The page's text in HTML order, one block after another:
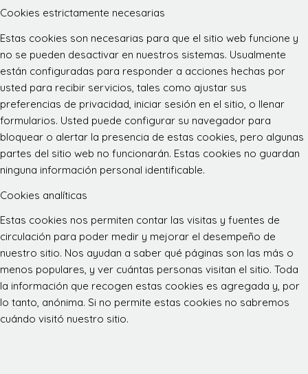
Cookies estrictamente necesarias
Estas cookies son necesarias para que el sitio web funcione y
no se pueden desactivar en nuestros sistemas. Usualmente
están configuradas para responder a acciones hechas por
usted para recibir servicios, tales como ajustar sus
preferencias de privacidad, iniciar sesión en el sitio, o llenar
formularios. Usted puede configurar su navegador para
bloquear o alertar la presencia de estas cookies, pero algunas
partes del sitio web no funcionarán. Estas cookies no guardan
ninguna información personal identificable.
Cookies analíticas
Estas cookies nos permiten contar las visitas y fuentes de
circulación para poder medir y mejorar el desempeño de
nuestro sitio. Nos ayudan a saber qué páginas son las más o
menos populares, y ver cuántas personas visitan el sitio. Toda
la información que recogen estas cookies es agregada y, por
lo tanto, anónima. Si no permite estas cookies no sabremos
cuándo visitó nuestro sitio.